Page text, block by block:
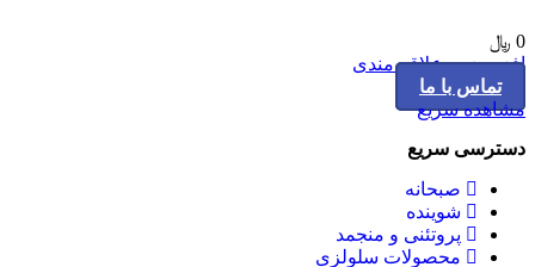
0 ﷼
افزودن به علاقه مندی
تماس با ما
مشاهده سریع
دسترسی سریع
صبحانه
شوینده
پروتئنی و منجمد
محصولات سلولزی